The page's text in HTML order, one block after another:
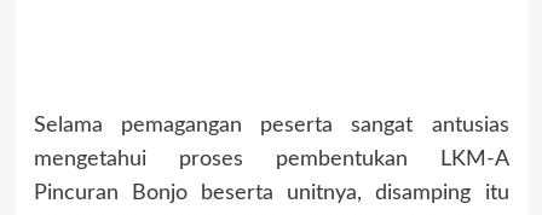
Selama pemagangan peserta sangat antusias
mengetahui proses pembentukan LKM-A
Pincuran Bonjo beserta unitnya, disamping itu